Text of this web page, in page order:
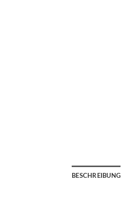
BESCHREIBUNG